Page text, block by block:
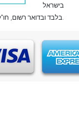
בישראל
בלבדובדואר רשום , חו"ל- לפי משקל החבילה.